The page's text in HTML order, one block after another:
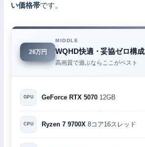
い価格帯です。
26万円
MIDDLE
WQHD快適・妥協ゼロ構成
高画質で遊ぶならここがベスト
GPU GeForce RTX 5070 12GB
CPU Ryzen 7 9700X 8コア16スレッド